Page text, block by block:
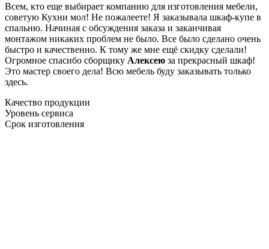
Всем, кто еще выбирает компанию для изготовления мебели,
советую Кухни мол! Не пожалеете! Я заказывала шкаф-купе в
спальню. Начиная с обсуждения заказа и заканчивая
монтажом никаких проблем не было. Все было сделано очень
быстро и качественно. К тому же мне ещё скидку сделали!
Огромное спасибо сборщику Алексею за прекрасный шкаф!
Это мастер своего дела! Всю мебель буду заказывать только
здесь.
Качество продукции
Уровень сервиса
Срок изготовления